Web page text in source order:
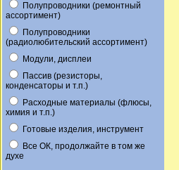
Полупроводники (ремонтный
ассортимент)
Полупроводники
(радиолюбительский ассортимент)
Модули, дисплеи
Пассив (резисторы,
конденсаторы и т.п.)
Расходные материалы (флюсы,
химия и т.п.)
Готовые изделия, инструмент
Все ОК, продолжайте в том же
духе